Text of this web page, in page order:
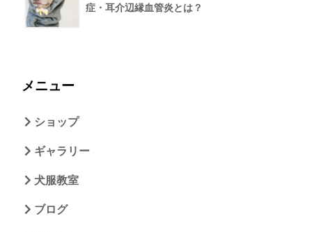
症・耳介辺縁血管炎とは？
メニュー
ショップ
ギャラリー
犬服教室
ブログ